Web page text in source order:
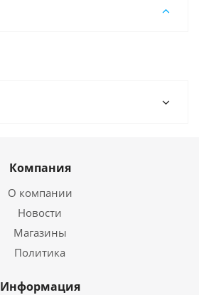
Компания
О компании
Новости
Магазины
Политика
Информация